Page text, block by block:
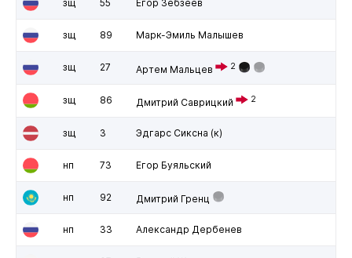
зщ 55 Егор Зебзеев
зщ 89 Марк-Эмиль Малышев
зщ 27 Артем Мальцев 2
зщ 86 Дмитрий Саврицкий 2
зщ 3 Эдгарс Сиксна (к)
нп 73 Егор Буяльский
нп 92 Дмитрий Гренц
нп 33 Александр Дербенев